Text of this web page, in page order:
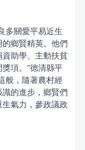
多關愛平易近生
鄉賢精英。他們
資助學、主動扶貧
項。”德清縣平
般，隨著農村經
的進步，鄉賢們
氣力，參政議政